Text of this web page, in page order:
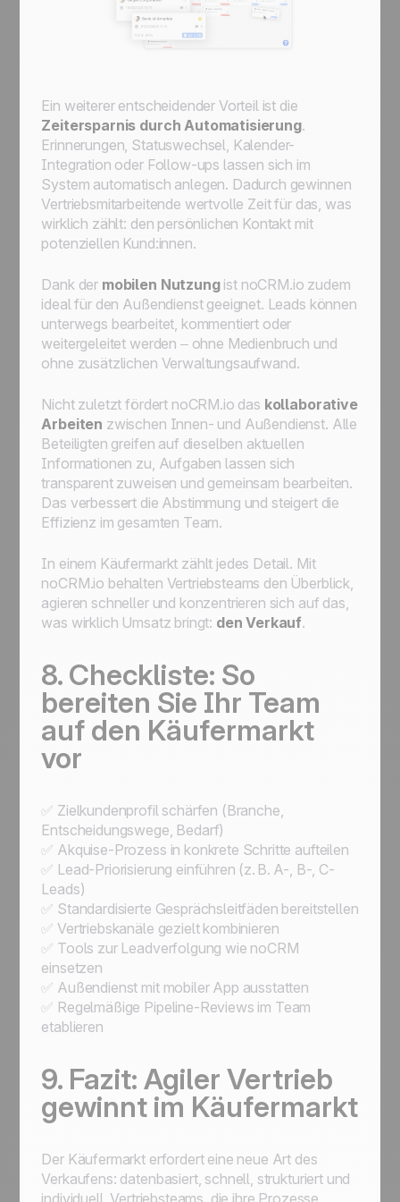
Ein weiterer entscheidender Vorteil ist die
Zeitersparnis durch Automatisierung.
Erinnerungen, Statuswechsel, Kalender-
Integration oder Follow-ups lassen sich im
System automatisch anlegen. Dadurch gewinnen
Vertriebsmitarbeitende wertvolle Zeit für das, was
wirklich zählt: den persönlichen Kontakt mit
potenziellen Kund:innen.
Dank der mobilen Nutzungist noCRM.io zudem
ideal für den Außendienst geeignet. Leads können
unterwegs bearbeitet, kommentiert oder
weitergeleitet werden – ohne Medienbruch und
ohne zusätzlichen Verwaltungsaufwand.
Nicht zuletzt fördert noCRM.io das kollaborative
Arbeiten zwischen Innen- und Außendienst. Alle
Beteiligten greifen auf dieselben aktuellen
Informationen zu, Aufgaben lassen sich
transparent zuweisen und gemeinsam bearbeiten.
Das verbessert die Abstimmung und steigert die
Effizienz im gesamten Team.
In einem Käufermarkt zählt jedes Detail. Mit
noCRM.io behalten Vertriebsteams den Überblick,
agieren schneller und konzentrieren sich auf das,
was wirklich Umsatz bringt: den Verkauf.
8. Checkliste: So
bereiten Sie Ihr Team
auf den Käufermarkt
vor
✅ Zielkundenprofil schärfen (Branche,
Entscheidungswege, Bedarf)
✅ Akquise-Prozess in konkrete Schritte aufteilen
✅ Lead-Priorisierung einführen (z. B. A-, B-, C-
Leads)
✅ Standardisierte Gesprächsleitfäden bereitstellen
✅ Vertriebskanäle gezielt kombinieren
✅ Tools zur Leadverfolgung wie noCRM
einsetzen
✅ Außendienst mit mobiler App ausstatten
✅ Regelmäßige Pipeline-Reviews im Team
etablieren
9. Fazit: Agiler Vertrieb
gewinnt im Käufermarkt
Der Käufermarkt erfordert eine neue Art des
Verkaufens: datenbasiert, schnell, strukturiert und
individuell. Vertriebsteams, die ihre Prozesse